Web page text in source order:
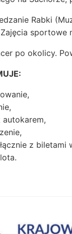
Rabki
sportowe
po okolicy.
z